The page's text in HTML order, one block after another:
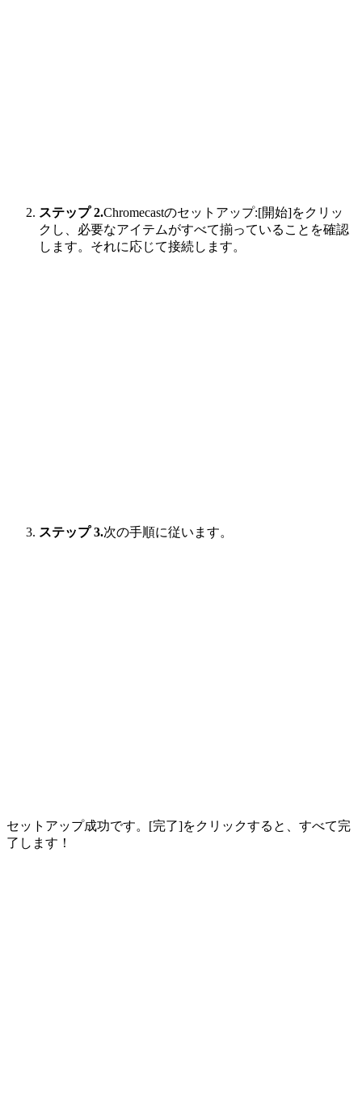
ステップ 2.Chromecastのセットアップ:[開始]をクリッ
クし、必要なアイテムがすべて揃っていることを確認
します。それに応じて接続します。
ステップ 3.次の手順に従います。
セットアップ成功です。[完了]をクリックすると、すべて完
了します！